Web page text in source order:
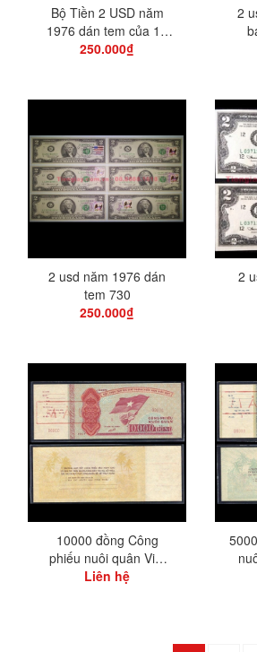
Bộ Tiền 2 USD năm
1976 dán tem của 12
tiểu Bang...
250.000₫
2
2 usd năm 1976 dán
tem 730
250.000₫
2
10000 đồng Công
phiếu nuôi quân Việt
Nam Cộng Hòa
Liên hệ